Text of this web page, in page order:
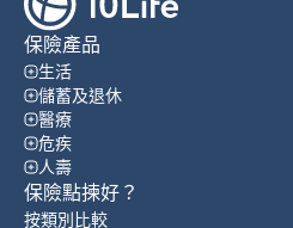
保險產品
生活
儲蓄及退休
醫療
危疾
人壽
保險點揀好？
按類別比較